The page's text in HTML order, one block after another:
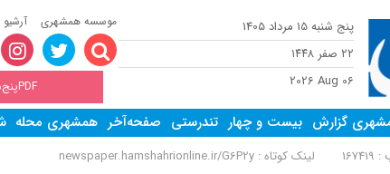
پنج شنبه 15 مرداد 1405
٢٢ صفر ١٤٤٨
2026 Aug 06
موسسه همشهری آرشیو
PDFپنج‌شنبه 15 مرداد 1405
گزارش بیست و چهار تندرستی صفحه‌آخر همشهری محله
لینک کوتاه : newspaper.hamshahrionline.ir/G6P2y